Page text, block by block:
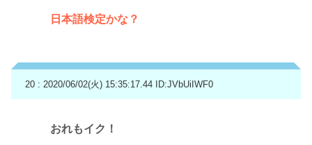
日本語検定かな？
20 : 2020/06/02(火) 15:35:17.44 ID:JVbUiIWF0
おれもイク！